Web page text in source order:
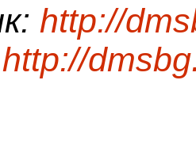
http://
http://